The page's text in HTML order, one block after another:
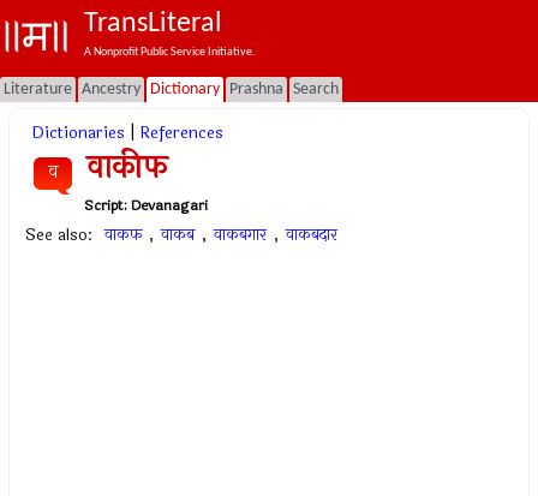
TransLiteral
A Nonprofit Public Service Initiative.
Literature Ancestry Dictionary Prashna Search
Dictionaries References
व वाकीफ
Script:Devanagari
See also: वाकफ , वाकब , वाकबगार , वाकबदार